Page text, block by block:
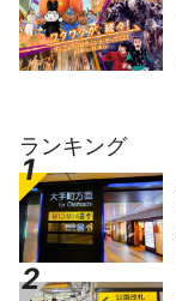
ランキング